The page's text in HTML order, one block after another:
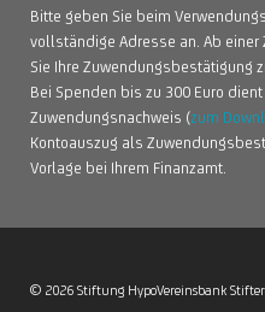
Bitte geben Sie beim
vollständige Adresse an. Ab einer
Sie Ihre Zuwendungsbestätigung
Bei Spenden bis zu 300 Euro
Zuwendungsnachweis (zum
Kontoauszug als
Vorlage bei Ihrem Finanzamt.
© 2026 Stiftung HypoVereinsbank